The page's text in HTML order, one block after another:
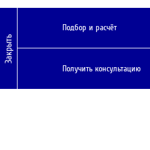
Закрыть
Подбор и расчёт
Получить консультацию